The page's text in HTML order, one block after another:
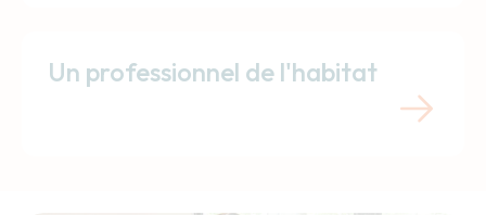
Un professionnel de l'habitat